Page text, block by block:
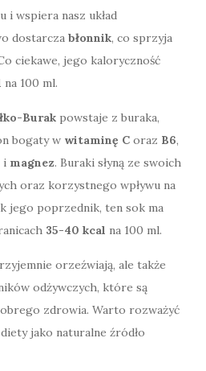
i wspiera nasz układ
dostarcza błonnik, co sprzyja
ciekawe, jego kaloryczność
na 100 ml.
Burak powstaje z buraka,
bogaty w witaminę C oraz B6,
i magnez. Buraki słyną ze swoich
oraz korzystnego wpływu na
jego poprzednik, ten sok ma
35-40 kcal na 100 ml.
orzeźwiają, ale także
odżywczych, które są
zdrowia. Warto rozważyć
jako naturalne źródło